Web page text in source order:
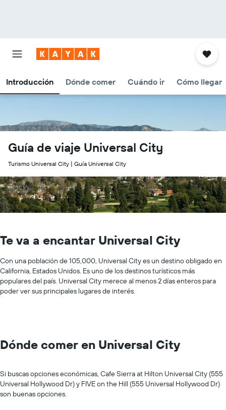
Introducción Dónde comer Cuándo ir Cómo llegar
Guía de viaje Universal City
Turismo Universal City | Guía Universal City
Te va a encantar Universal City
Con una población de 105,000, Universal City es un destino obligado en
California, Estados Unidos. Es uno de los destinos turísticos más
populares del país. Universal City merece al menos 2 días enteros para
poder ver sus principales lugares de interés.
Dónde comer en Universal City
Si buscas opciones económicas, Cafe Sierra at Hilton Universal City (555
Universal Hollywood Dr) y FIVE on the Hill (555 Universal Hollywood Dr)
son buenas opciones.